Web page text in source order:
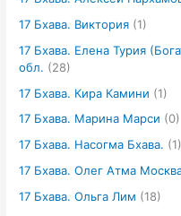
17 Бхава. Виктория (1)
17 Бхава. Елена Турия
обл. (28)
17 Бхава. Кира Камини (1)
17 Бхава. Марина Марси (0)
17 Бхава. Насогма Бхава. (1)
17 Бхава. Олег Атма
17 Бхава. Ольга Лим (18)